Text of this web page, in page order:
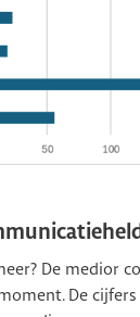
De medior
De